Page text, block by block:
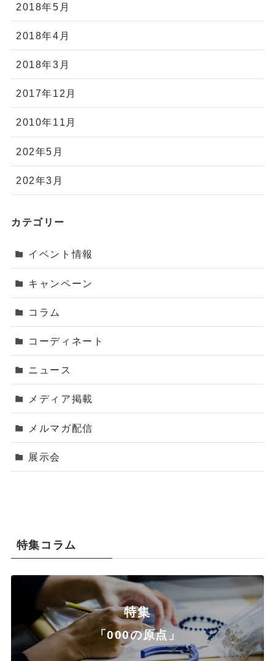
2018年5月
2018年4月
2018年3月
2017年12月
2010年11月
202年5月
202年3月
カテゴリー
イベント情報
キャンペーン
コラム
コーディネート
ニュース
メディア掲載
メルマガ配信
展示会
特集コラム
特集
「000の原点」